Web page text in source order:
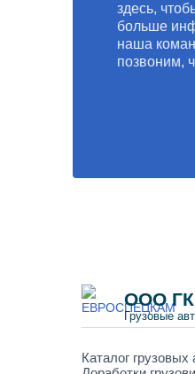
здесь,
больше
наша
позвоним,
ООО
Грузовые
Каталог